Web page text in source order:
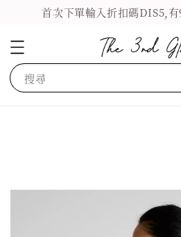
首次下單輸入折扣碼DIS5,有
搜尋